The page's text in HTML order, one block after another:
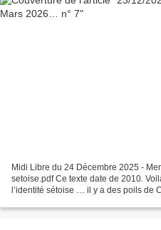
Midi Libre du 24 Décembre 2025 - Mercredi 24 décembre 2025 identité
setoise.pdf Ce texte date de 2010.
l’identité sétoise … il y a des poils de